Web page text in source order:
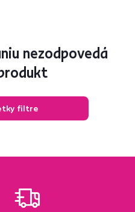
nezodpovedá
filtre